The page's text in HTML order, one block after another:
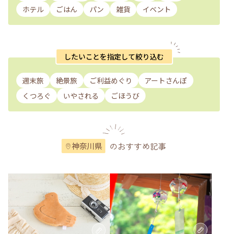
ホテル
ごはん パン 雑貨 イベント
したいことを指定して絞り込む
週末旅 絶景旅 ご利益めぐり
アートさんぽ
くつろぐ
いやされる ごほうび
神奈川県 のおすすめ記事